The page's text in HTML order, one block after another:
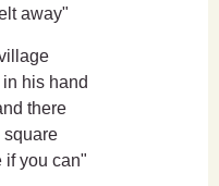
away"
his hand
there
square
if you can"